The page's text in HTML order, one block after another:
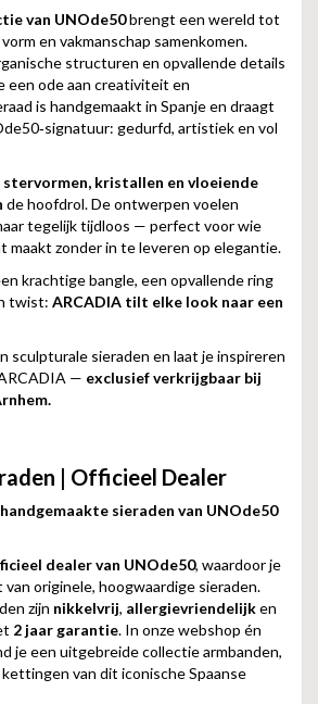
van UNOde50brengt een wereld tot
en vakmanschap samenkomen.
structuren en opvallende details
een ode aan creativiteit en
is handgemaakt in Spanje en draagt
gedurfd, artistiek en vol
stervormen, kristallen en vloeiende
de hoofdrol. De ontwerpen voelen
tegelijk tijdloos — perfect voor wie
maakt zonder in te leveren op elegantie.
krachtige bangle, een opvallende ring
twist: ARCADIA tilt elke look naar een
sculpturale sieraden en laat je inspireren
— exclusief verkrijgbaar bij
| Officieel Dealer
sieraden van UNOde50
dealer van UNOde50, waardoor je
originele, hoogwaardige sieraden.
zijn nikkelvrij, allergievriendelijken
2 jaar garantie. In onze webshop én
je een uitgebreide collectie armbanden,
van dit iconische Spaanse